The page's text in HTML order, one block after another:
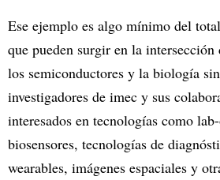
Ese ejemplo es algo mínimo del
que pueden surgir en la
los semiconductores y la biología
investigadores de imec y sus
interesados en tecnologías como
biosensores, tecnologías de
wearables, imágenes espaciales y